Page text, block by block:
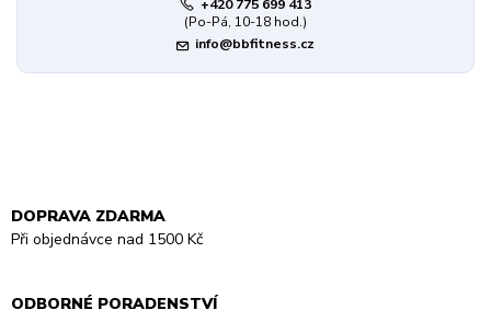
+420 775 699 413
(Po-Pá, 10-18 hod.)
info@bbfitness.cz
DOPRAVA ZDARMA
Při objednávce nad 1500 Kč
ODBORNÉ PORADENSTVÍ